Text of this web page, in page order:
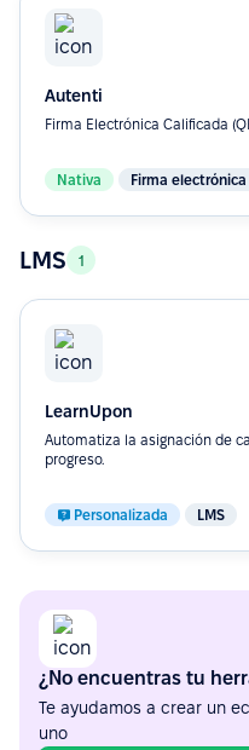
Autenti
Firma Electrónica Calificada
Nativa Firma electrónica
LMS 1
LearnUpon
Automatiza la asignación de
progreso.
Personalizada LMS
¿No encuentras tu
Te ayudamos a crear un
uno